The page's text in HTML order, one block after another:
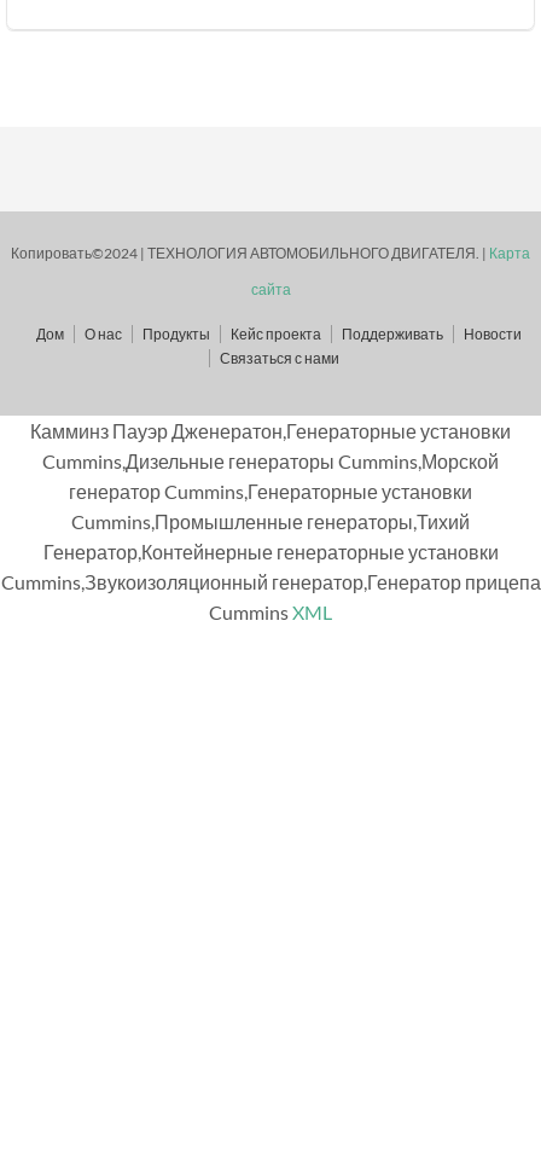
Копировать©2024 | ТЕХНОЛОГИЯ АВТОМОБИЛЬНОГО ДВИГАТЕЛЯ. | Карта
сайта
Дом О нас Продукты Кейс проекта Поддерживать
Новости
Связаться с нами
Камминз Пауэр Дженератон,Генераторные установки
Cummins,Дизельные генераторы Cummins,Морской
генератор Cummins,Генераторные установки
Cummins,Промышленные генераторы,Тихий
Генератор,Контейнерные генераторные установки
Cummins,Звукоизоляционный генератор,Генератор прицепа
CumminsXML